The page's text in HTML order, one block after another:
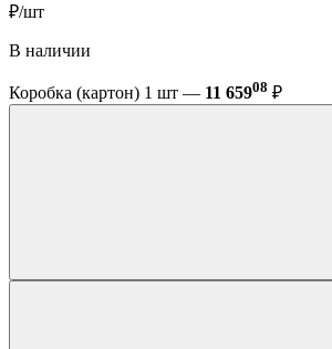
₽/шт
В наличии
Коробка (картон) 1 шт — 11 65908 ₽